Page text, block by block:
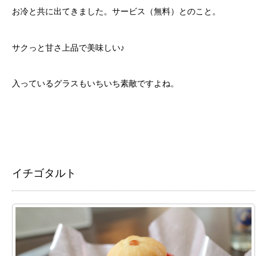
お冷と共に出てきました。サービス（無料）とのこと。
サクっと甘さ上品で美味しい♪
入っているグラスもいちいち素敵ですよね。
イチゴタルト